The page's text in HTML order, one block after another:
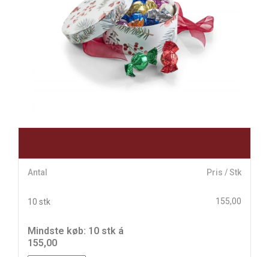
Antal Pris / Stk
10 stk 155,00
Mindste køb: 10 stk á
155,00